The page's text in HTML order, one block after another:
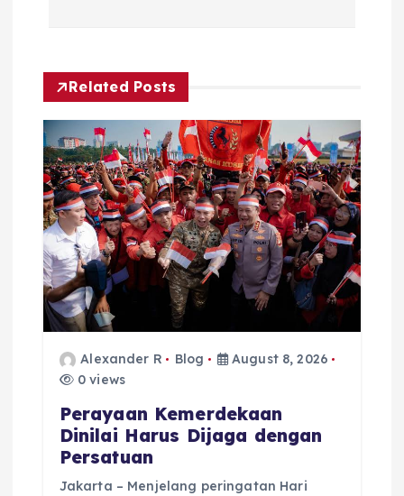
g
a
t
o
n
Related Posts
Alexander R Blog
August 8, 2026
0 views
Perayaan Kemerdekaan
Dinilai Harus Dijaga dengan
Persatuan
Jakarta – Menjelang peringatan Hari